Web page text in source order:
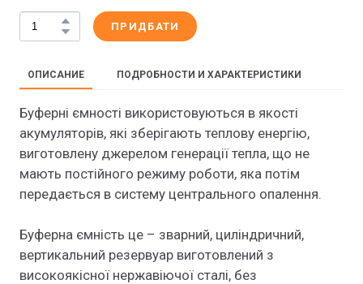
ПРИДБАТИ
ОПИСАНИЕ ПОДРОБНОСТИ И ХАРАКТЕРИСТИКИ
Буферні ємності використовуються в якості
акумуляторів, які зберігають теплову енергію,
виготовлену джерелом генерації тепла, що не
мають постійного режиму роботи, яка потім
передається в систему центрального опалення.
Буферна ємність це – зварний, циліндричний,
вертикальний резервуар виготовлений з
високоякісної нержавіючої сталі, без